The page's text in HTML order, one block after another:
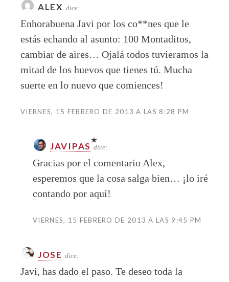
ALEX dice:
Enhorabuena Javi por los co**nes que le
estás echando al asunto: 100 Montaditos,
cambiar de aires… Ojalá todos tuvieramos la
mitad de los huevos que tienes tú. Mucha
suerte en lo nuevo que comiences!
VIERNES, 15 FEBRERO DE 2013 A LAS 8:28 PM
JAVIPAS dice:
Gracias por el comentario Alex,
esperemos que la cosa salga bien… ¡lo iré
contando por aquí!
VIERNES, 15 FEBRERO DE 2013 A LAS 9:45 PM
JOSE dice:
Javi, has dado el paso. Te deseo toda la